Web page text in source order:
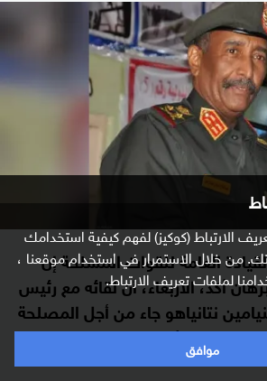
الارتباط (كوكيز) لفهم كيفية استخدامك
من خلال الاستمرار في استخدام موقعنا ،
لملفات تعريف الارتباط.
موافق
العامة للقوات المسلحة إن
أكد، الأربعاء، أن لقائه مع رئيس
نتانياهو جاء من أجل المصلحة
عقد بعلم رئيس الوزراء عبد الله